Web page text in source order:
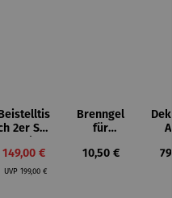
2er Set
Verkaufspreis:
149,00 €
UVP Regulärer Preis:
199,00 €
Brenngel
für
elle -
Regulärer Preis:
10,50 €